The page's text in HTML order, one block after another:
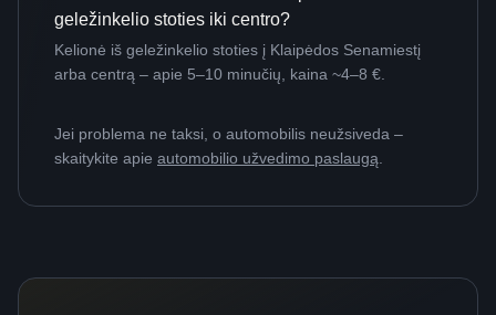
geležinkelio stoties iki centro?
Kelionė iš geležinkelio stoties į Klaipėdos Senamiestį
arba centrą – apie 5–10 minučių, kaina ~4–8 €.
Jei problema ne taksi, o automobilis neužsiveda –
skaitykite apie automobilio užvedimo paslaugą